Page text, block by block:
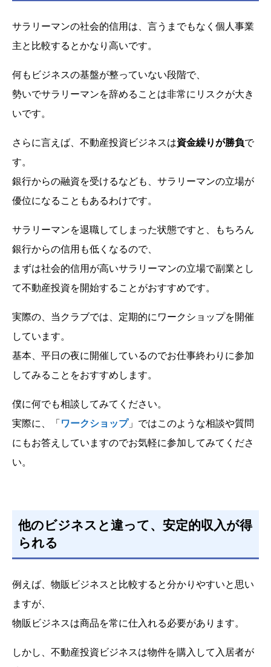
サラリーマンの社会的信用は、言うまでもなく個人事業
主と比較するとかなり高いです。
何もビジネスの基盤が整っていない段階で、
勢いでサラリーマンを辞めることは非常にリスクが大き
いです。
さらに言えば、不動産投資ビジネスは資金繰りが勝負で
す。
銀行からの融資を受けるなども、サラリーマンの立場が
優位になることもあるわけです。
サラリーマンを退職してしまった状態ですと、もちろん
銀行からの信用も低くなるので、
まずは社会的信用が高いサラリーマンの立場で副業とし
て不動産投資を開始することがおすすめです。
実際の、当クラブでは、定期的にワークショップを開催
しています。
基本、平日の夜に開催しているのでお仕事終わりに参加
してみることをおすすめします。
僕に何でも相談してみてください。
実際に、「ワークショップ」ではこのような相談や質問
にもお答えしていますのでお気軽に参加してみてくださ
い。
他のビジネスと違って、安定的収入が得
られる
例えば、物販ビジネスと比較すると分かりやすいと思い
ますが、
物販ビジネスは商品を常に仕入れる必要があります。
しかし、不動産投資ビジネスは物件を購入して入居者が